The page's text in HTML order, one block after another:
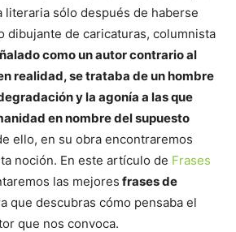
literaria sólo después de haberse
dibujante de caricaturas, columnista
como un autor contrario al
realidad, se trataba de un hombre
y la agonía a las que
en nombre del supuesto
ello, en su obra encontraremos
noción. En este artículo de Frases
las mejores frases de
que descubras cómo pensaba el
que nos convoca.